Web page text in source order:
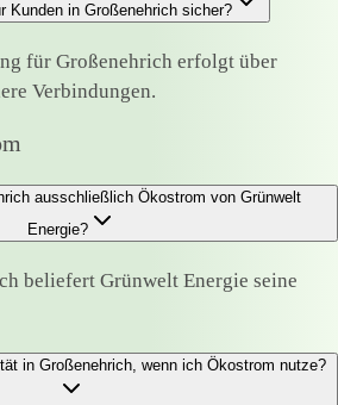
Kunden in Großenehrich sicher?
für Großenehrich erfolgt über
Verbindungen.
ausschließlich Ökostrom von Grünwelt
Energie?
beliefert Grünwelt Energie seine
in Großenehrich, wenn ich Ökostrom nutze?